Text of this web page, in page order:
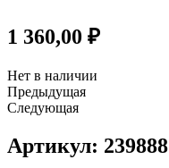
1 360,00 ₽
Нет в наличии
Предыдущая
Следующая
Артикул: 239888